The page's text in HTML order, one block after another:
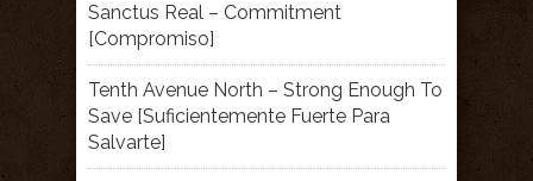
Sanctus Real – Commitment
[Compromiso]
Tenth Avenue North – Strong Enough To
Save [Suficientemente Fuerte Para
Salvarte]